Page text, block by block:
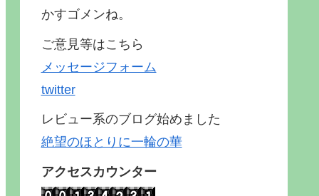
かすゴメンね。
ご意見等はこちら
メッセージフォーム
twitter
レビュー系のブログ始めました
絶望のほとりに一輪の華
アクセスカウンター